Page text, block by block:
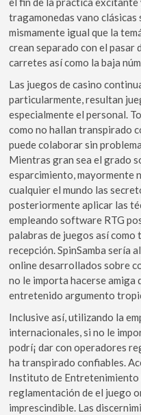
tragamonedas vano
mismamente­ igual que la
crean separado con el pasar
carretes así­ como la baja
Las juegos de casino
particularmente, resultan
especialmente el personal.
como no hallan transpirado
puede colaborar sin
Mientras gran sea el grado
esparcimiento, mayormente
cualquier el mundo las
posteriormente aplicar las
empleando software RTG
palabras de juegos así­
recepción. SpinSamba serí­a
online desarrollados sobre
no le importa hacerse amiga
entretenido argumento
Inclusive así, utilizando la
internacionales, si no le
podrí¡ dar con operadores
ha transpirado confiables.
Instituto de Entretenimiento
reglamentación de el juego
imprescindible. Las